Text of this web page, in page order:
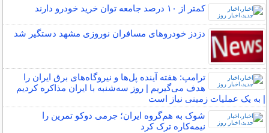
کمتر از ۱۰ درصد جامعه توان خرید خودرو دارند
دزدز خودروهای مسافران نوروزی مشهد دستگیر شد
ترامپ: هفته آینده پل‌ها و نیروگاه‌های برق ایران را
هدف می‌گیریم | روز سه‌شنبه با ایران مذاکره کردیم
| به یک عملیات زمینی نیاز است
شوک به هم‌گروه ایران؛ جرمی دوکو تمرین را
نیمه‌کاره ترک کرد